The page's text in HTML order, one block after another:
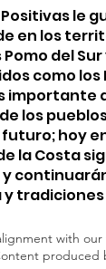
le
en los
del
como los
importante
los
hoy
la Costa
y
with our
produced